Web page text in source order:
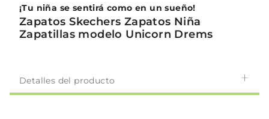
¡Tu niña se sentirá como en un sueño!
Zapatos Skechers Zapatos Niña
Zapatillas modelo Unicorn Drems
Detalles del producto